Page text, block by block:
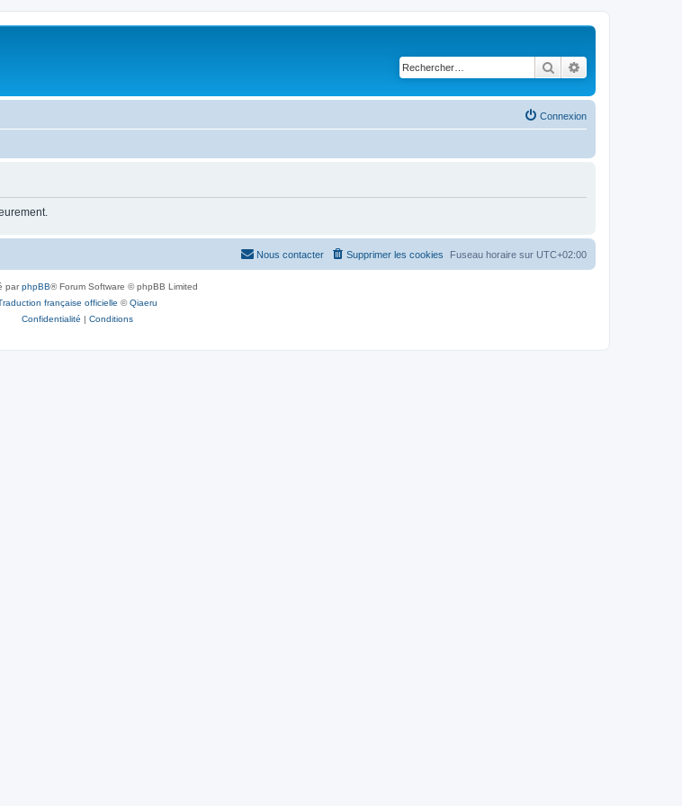
Rechercher
Connexion
Fuseau horaire sur UTC+02:00
Supprimer les cookies
Nous contacter
parphpBB® Forum Software © phpBB Limited
française officielle ©Qiaeru
Confidentialité | Conditions